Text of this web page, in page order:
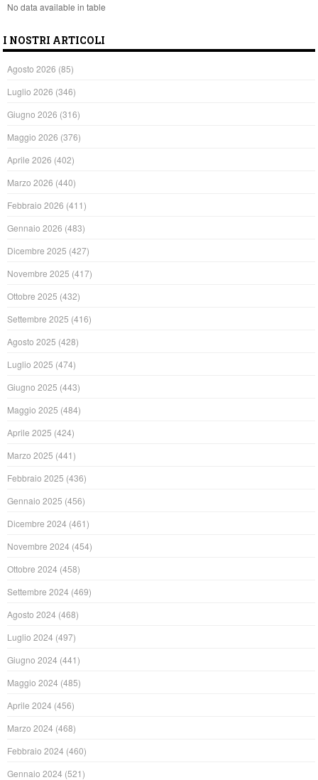
No data available in table
I NOSTRI ARTICOLI
Agosto 2026 (85)
Luglio 2026 (346)
Giugno 2026 (316)
Maggio 2026 (376)
Aprile 2026 (402)
Marzo 2026 (440)
Febbraio 2026 (411)
Gennaio 2026 (483)
Dicembre 2025 (427)
Novembre 2025 (417)
Ottobre 2025 (432)
Settembre 2025 (416)
Agosto 2025 (428)
Luglio 2025 (474)
Giugno 2025 (443)
Maggio 2025 (484)
Aprile 2025 (424)
Marzo 2025 (441)
Febbraio 2025 (436)
Gennaio 2025 (456)
Dicembre 2024 (461)
Novembre 2024 (454)
Ottobre 2024 (458)
Settembre 2024 (469)
Agosto 2024 (468)
Luglio 2024 (497)
Giugno 2024 (441)
Maggio 2024 (485)
Aprile 2024 (456)
Marzo 2024 (468)
Febbraio 2024 (460)
Gennaio 2024 (521)